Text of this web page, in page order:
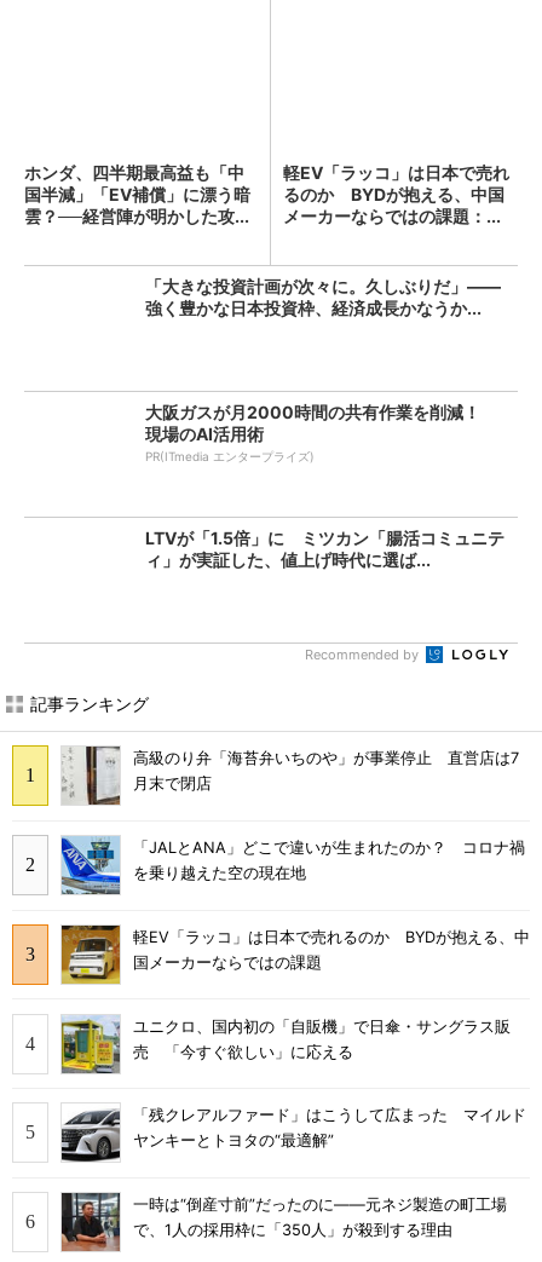
ホンダ、四半期最高益も「中
国半減」「EV補償」に漂う暗
雲？──経営陣が明かした攻...
軽EV「ラッコ」は日本で売れ
るのか BYDが抱える、中国
メーカーならではの課題：...
「大きな投資計画が次々に。久しぶりだ」――
強く豊かな日本投資枠、経済成長かなうか...
大阪ガスが月2000時間の共有作業を削減！
現場のAI活用術
PR(ITmedia エンタープライズ)
LTVが「1.5倍」に ミツカン「腸活コミュニテ
ィ」が実証した、値上げ時代に選ば...
Recommended by
記事ランキング
高級のり弁「海苔弁いちのや」が事業停止 直営店は7
月末で閉店
「JALとANA」どこで違いが生まれたのか？ コロナ禍
を乗り越えた空の現在地
軽EV「ラッコ」は日本で売れるのか BYDが抱える、中
国メーカーならではの課題
ユニクロ、国内初の「自販機」で日傘・サングラス販
売 「今すぐ欲しい」に応える
「残クレアルファード」はこうして広まった マイルド
ヤンキーとトヨタの“最適解”
一時は“倒産寸前”だったのに――元ネジ製造の町工場
で、1人の採用枠に「350人」が殺到する理由